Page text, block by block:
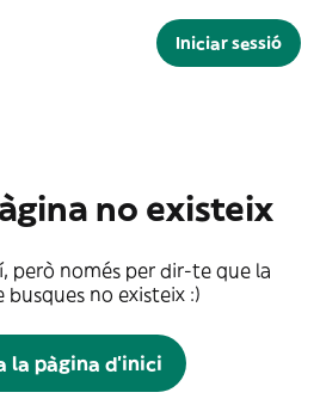
Iniciar sessió
no existeix
però només per dir-te que la
busques no existeix :)
la pàgina d'inici